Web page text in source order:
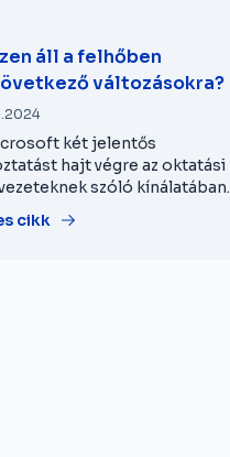
áll a felhőben
változásokra?
két jelentős
hajt végre az oktatási
szóló kínálatában.
cikk